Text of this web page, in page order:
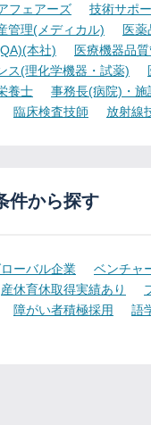
フェアーズ
技術サポ
管理(メディカル)
医
本社)
医療機器品
ス(理化学機器・試薬)
養士
事務長(病院)・施
臨床検査技師 放射線
件から探す
ーバル企業 ベンチャ
産休育休取得実績あり
障がい者積極採用 語